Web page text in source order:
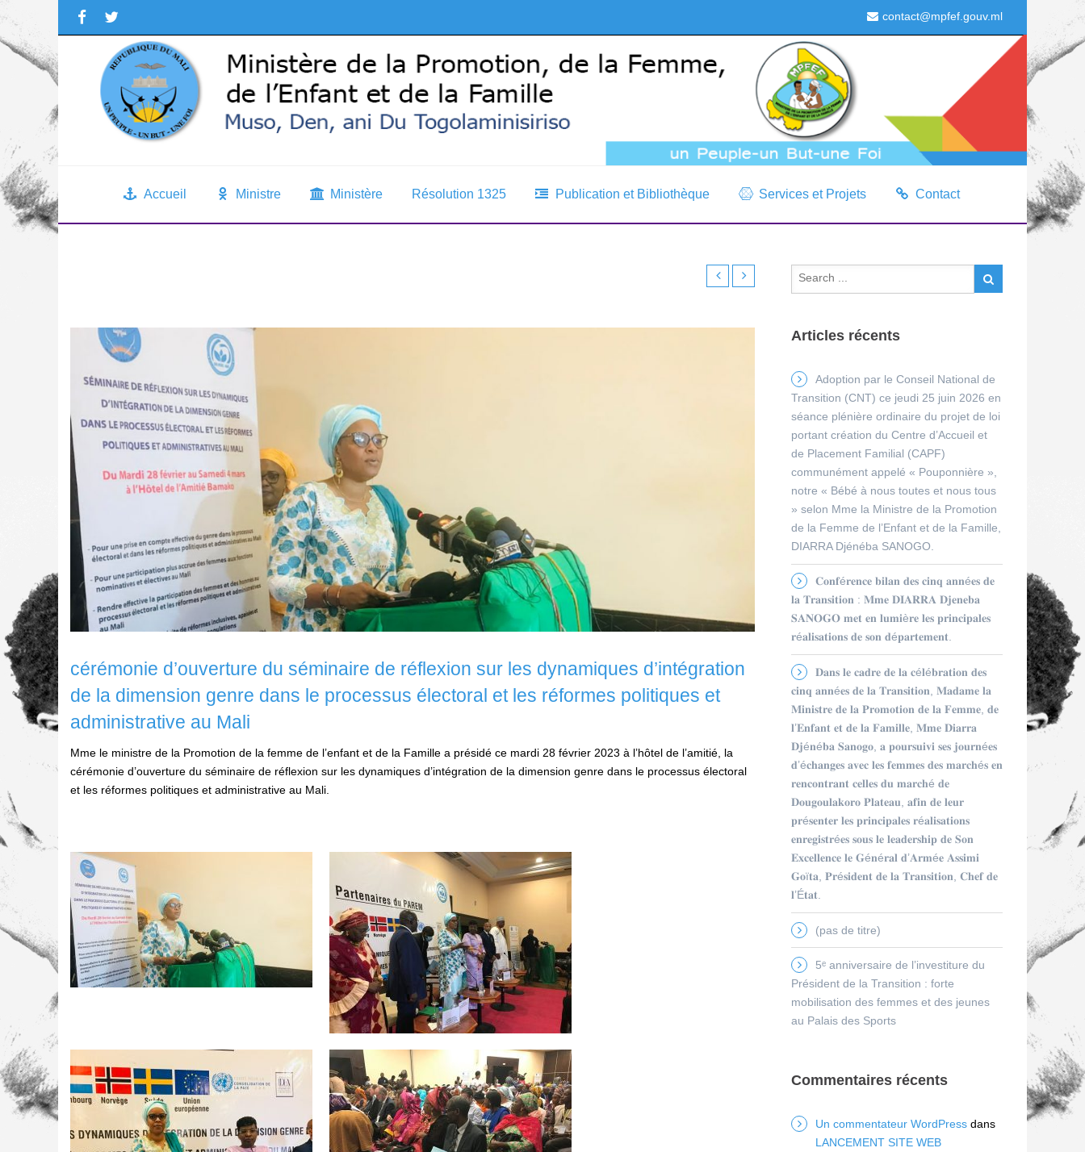
contact@mpfef.gouv.ml
Accueil Ministre Ministère Résolution 1325 Publication et Bibliothèque Services et Projets Contact
cérémonie d’ouverture du séminaire de réflexion sur les dynamiques d’intégration
de la dimension genre dans le processus électoral et les réformes politiques et
administrative au Mali
Mme le ministre de la Promotion de la femme de l’enfant et de la Famille a présidé ce mardi 28 février 2023 à l’hôtel de l’amitié, la
cérémonie d’ouverture du séminaire de réflexion sur les dynamiques d’intégration de la dimension genre dans le processus électoral
et les réformes politiques et administrative au Mali.
Articles récents
Adoption par le Conseil National de
Transition (CNT) ce jeudi 25 juin 2026 en
séance plénière ordinaire du projet de loi
portant création du Centre d’Accueil et
de Placement Familial (CAPF)
communément appelé « Pouponnière »,
notre « Bébé à nous toutes et nous tous
» selon Mme la Ministre de la Promotion
de la Femme de l’Enfant et de la Famille,
DIARRA Djénéba SANOGO.
𝐂𝐨𝐧𝐟é𝐫𝐞𝐧𝐜𝐞 𝐛𝐢𝐥𝐚𝐧 𝐝𝐞𝐬 𝐜𝐢𝐧𝐪 𝐚𝐧𝐧é𝐞𝐬 𝐝𝐞
𝐥𝐚 𝐓𝐫𝐚𝐧𝐬𝐢𝐭𝐢𝐨𝐧 : 𝐌𝐦𝐞 𝐃𝐈𝐀𝐑𝐑𝐀 𝐃𝐣𝐞𝐧𝐞𝐛𝐚
𝐒𝐀𝐍𝐎𝐆𝐎 𝐦𝐞𝐭 𝐞𝐧 𝐥𝐮𝐦𝐢è𝐫𝐞 𝐥𝐞𝐬 𝐩𝐫𝐢𝐧𝐜𝐢𝐩𝐚𝐥𝐞𝐬
𝐫é𝐚𝐥𝐢𝐬𝐚𝐭𝐢𝐨𝐧𝐬 𝐝𝐞 𝐬𝐨𝐧 𝐝é𝐩𝐚𝐫𝐭𝐞𝐦𝐞𝐧𝐭.
𝐃𝐚𝐧𝐬 𝐥𝐞 𝐜𝐚𝐝𝐫𝐞 𝐝𝐞 𝐥𝐚 𝐜é𝐥é𝐛𝐫𝐚𝐭𝐢𝐨𝐧 𝐝𝐞𝐬
𝐜𝐢𝐧𝐪 𝐚𝐧𝐧é𝐞𝐬 𝐝𝐞 𝐥𝐚 𝐓𝐫𝐚𝐧𝐬𝐢𝐭𝐢𝐨𝐧, 𝐌𝐚𝐝𝐚𝐦𝐞 𝐥𝐚
𝐌𝐢𝐧𝐢𝐬𝐭𝐫𝐞 𝐝𝐞 𝐥𝐚 𝐏𝐫𝐨𝐦𝐨𝐭𝐢𝐨𝐧 𝐝𝐞 𝐥𝐚 𝐅𝐞𝐦𝐦𝐞, 𝐝𝐞
𝐥’𝐄𝐧𝐟𝐚𝐧𝐭 𝐞𝐭 𝐝𝐞 𝐥𝐚 𝐅𝐚𝐦𝐢𝐥𝐥𝐞, 𝐌𝐦𝐞 𝐃𝐢𝐚𝐫𝐫𝐚
𝐃𝐣é𝐧é𝐛𝐚 𝐒𝐚𝐧𝐨𝐠𝐨, 𝐚 𝐩𝐨𝐮𝐫𝐬𝐮𝐢𝐯𝐢 𝐬𝐞𝐬 𝐣𝐨𝐮𝐫𝐧é𝐞𝐬
𝐝’é𝐜𝐡𝐚𝐧𝐠𝐞𝐬 𝐚𝐯𝐞𝐜 𝐥𝐞𝐬 𝐟𝐞𝐦𝐦𝐞𝐬 𝐝𝐞𝐬 𝐦𝐚𝐫𝐜𝐡é𝐬 𝐞𝐧
𝐫𝐞𝐧𝐜𝐨𝐧𝐭𝐫𝐚𝐧𝐭 𝐜𝐞𝐥𝐥𝐞𝐬 𝐝𝐮 𝐦𝐚𝐫𝐜𝐡é 𝐝𝐞
𝐃𝐨𝐮𝐠𝐨𝐮𝐥𝐚𝐤𝐨𝐫𝐨 𝐏𝐥𝐚𝐭𝐞𝐚𝐮, 𝐚𝐟𝐢𝐧 𝐝𝐞 𝐥𝐞𝐮𝐫
𝐩𝐫é𝐬𝐞𝐧𝐭𝐞𝐫 𝐥𝐞𝐬 𝐩𝐫𝐢𝐧𝐜𝐢𝐩𝐚𝐥𝐞𝐬 𝐫é𝐚𝐥𝐢𝐬𝐚𝐭𝐢𝐨𝐧𝐬
𝐞𝐧𝐫𝐞𝐠𝐢𝐬𝐭𝐫é𝐞𝐬 𝐬𝐨𝐮𝐬 𝐥𝐞 𝐥𝐞𝐚𝐝𝐞𝐫𝐬𝐡𝐢𝐩 𝐝𝐞 𝐒𝐨𝐧
𝐄𝐱𝐜𝐞𝐥𝐥𝐞𝐧𝐜𝐞 𝐥𝐞 𝐆é𝐧é𝐫𝐚𝐥 𝐝’𝐀𝐫𝐦é𝐞 𝐀𝐬𝐬𝐢𝐦𝐢
𝐆𝐨ï𝐭𝐚, 𝐏𝐫é𝐬𝐢𝐝𝐞𝐧𝐭 𝐝𝐞 𝐥𝐚 𝐓𝐫𝐚𝐧𝐬𝐢𝐭𝐢𝐨𝐧, 𝐂𝐡𝐞𝐟 𝐝𝐞
𝐥’É𝐭𝐚𝐭.
(pas de titre)
5ᵉ anniversaire de l’investiture du
Président de la Transition : forte
mobilisation des femmes et des jeunes
au Palais des Sports
Commentaires récents
Un commentateur WordPressdans
LANCEMENT SITE WEB